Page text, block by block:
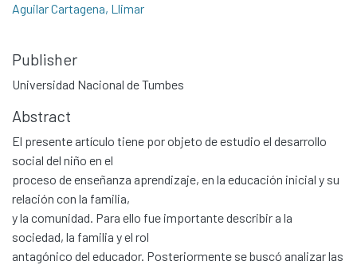
Aguilar Cartagena, Llimar
Publisher
Universidad Nacional de Tumbes
Abstract
El presente artículo tiene por objeto de estudio el desarrollo
social del niño en el
proceso de enseñanza aprendizaje, en la educación inicial y su
relación con la familia,
y la comunidad. Para ello fue importante describir a la
sociedad, la familia y el rol
antagónico del educador. Posteriormente se buscó analizar las